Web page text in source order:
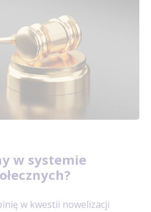
w systemie
w kwestii nowelizacji